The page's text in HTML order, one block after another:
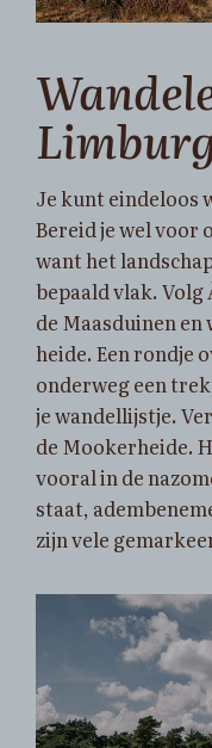
Limburg
Je kunt eindeloos
Bereid je wel voor
want het
bepaald vlak.
de Maasduinen en
heide. Een rondje
onderweg een
je wandellijstje.
de Mookerheide.
vooral in de
staat,
zijn vele